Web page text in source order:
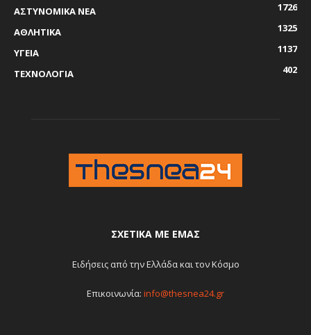
ΑΣΤΥΝΟΜΙΚΑ ΝΕΑ
1726
ΑΘΛΗΤΙΚΑ
1325
ΥΓΕΙΑ
1137
ΤΕΧΝΟΛΟΓΙΑ
402
ΣΧΕΤΙΚΆ ΜΕ ΕΜΆΣ
Ειδήσεις από την Ελλάδα και τον Κόσμο
Επικοινωνία: info@thesnea24.gr